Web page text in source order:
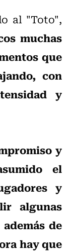
al "Toto",
muchas
que
con
y
y
el
y
algunas
de
hay que